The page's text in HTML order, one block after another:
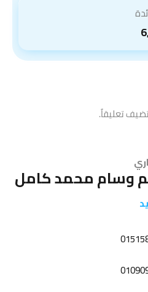
تعليقاً.
وسام محمد كامل